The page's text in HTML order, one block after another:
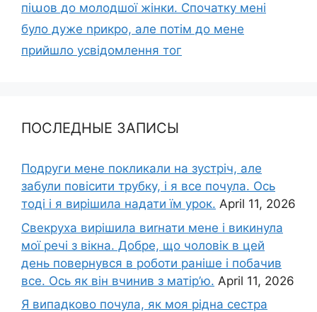
піաов до молодшої жінки. Спочатку мені
було дyже nрикро, але потім до мене
прийшло усвідомлення тог
ПОСЛЕДНЫЕ ЗАПИСЫ
Подруги мене покликали на зустріч, але
забули повісити трубку, і я все почула. Ось
тоді і я вирішила надати їм урок. April 11, 2026
Свекруха вирішила виrнати мене і викинула
мої речі з вікна. Добре, що чоловік в цей
день повернувся в роботи раніше і побачив
все. Ось як він вчинив з матір’ю. April 11, 2026
Я випадково почула, як моя рідна сестра